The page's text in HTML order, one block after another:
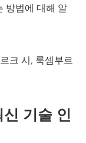
방법에 대해 알
크 시, 룩셈부르
기술 인